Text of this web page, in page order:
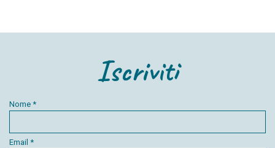
Iscriviti
Nome *
Email *